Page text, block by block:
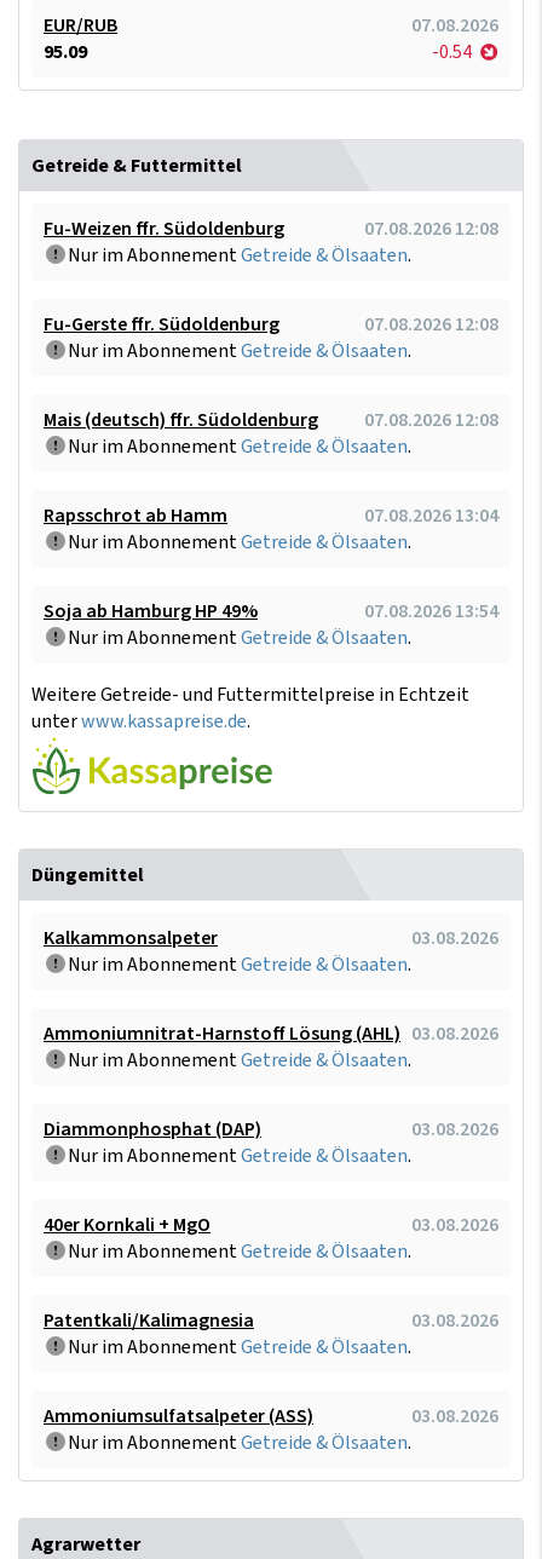
EUR/RUB
07.08.2026
95.09
-0.54
Getreide & Futtermittel
Fu-Weizen ffr. Südoldenburg
07.08.2026 12:08
Nur im AbonnementGetreide & Ölsaaten.
Fu-Gerste ffr. Südoldenburg
07.08.2026 12:08
Nur im AbonnementGetreide & Ölsaaten.
Mais (deutsch) ffr. Südoldenburg
07.08.2026 12:08
Nur im AbonnementGetreide & Ölsaaten.
Rapsschrot ab Hamm
07.08.2026 13:04
Nur im AbonnementGetreide & Ölsaaten.
Soja ab Hamburg HP 49%
07.08.2026 13:54
Nur im AbonnementGetreide & Ölsaaten.
Weitere Getreide- und Futtermittelpreise in Echtzeit
unterwww.kassapreise.de.
Düngemittel
Kalkammonsalpeter
03.08.2026
Nur im AbonnementGetreide & Ölsaaten.
Ammoniumnitrat-Harnstoff Lösung (AHL) 03.08.2026
Nur im AbonnementGetreide & Ölsaaten.
Diammonphosphat (DAP)
03.08.2026
Nur im AbonnementGetreide & Ölsaaten.
40er Kornkali + MgO
03.08.2026
Nur im AbonnementGetreide & Ölsaaten.
Patentkali/Kalimagnesia
03.08.2026
Nur im AbonnementGetreide & Ölsaaten.
Ammoniumsulfatsalpeter (ASS)
03.08.2026
Nur im AbonnementGetreide & Ölsaaten.
Agrarwetter